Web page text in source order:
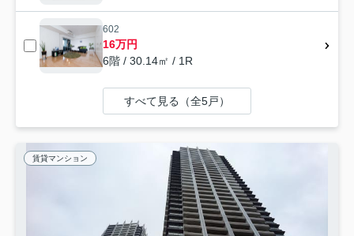
602
16万円
6階 / 30.14㎡ / 1R
すべて見る（全5戸）
賃貸マンション